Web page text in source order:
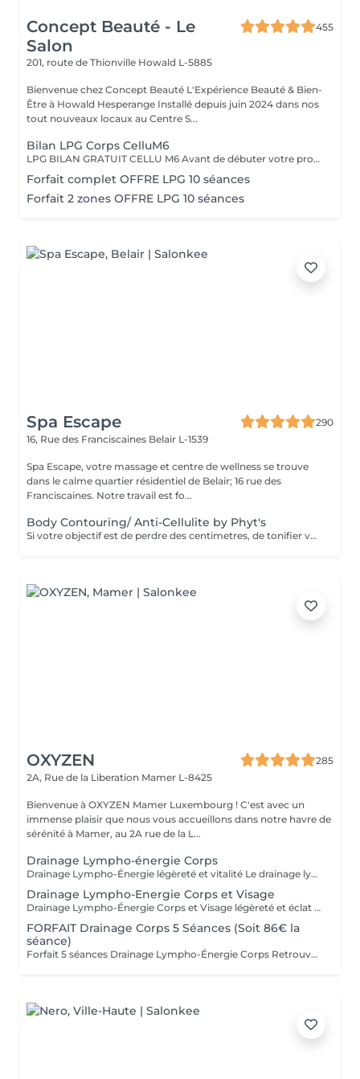
Concept Beauté - Le
Salon
455
201, route de Thionville Howald L-5885
Bienvenue chez Concept Beauté L'Expérience Beauté & Bien-
Être à Howald Hesperange Installé depuis juin 2024 dans nos
tout nouveaux locaux au Centre S...
Bilan LPG Corps CelluM6
LPG BILAN GRATUIT CELLU M6 Avant de débuter votre programme LPG, nous vous offrons un bilan personnalisé. Cette séance permet d'analyser votre peau, d'évaluer vos besoins et de définir ensemble le protocole le plus adapté à vos objectifs (fermeté, cellulite, drainage, remodelage). Grâce à la technologie brevetée LPG Endermologie, nous vous conseillons un programme sur-mesure pour optimiser vos résultats dès la première séance. Un accompagnement exclusif : En plus de votre programme LPG, bénéficiez des conseils d'une professionnelle, coach en nutrition et bien-être, pour des résultats optimisés et durables. Un suivi global pour retrouver une silhouette harmonieuse et une meilleure vitalité ! Le Lipomassage est une technique issu de l'endermologie ,c'est la solution aux problèmes de cellulite, de graisses localisées et de relachement cutané. Cellu M6 combine trois efets majeurs: - Le destockage : il active la lipolyse et stimule les adipocytes déclenchant la libération des graisses - Le raffermissement : il stimule les fibroblastes pour générer collagène et élastine - Le rescultage : il décloisonne les amas graisseux et agit sur les septas ( aspect capitons )
Forfait complet OFFRE LPG 10 séances
Forfait 2 zones OFFRE LPG 10 séances
Spa Escape
290
16, Rue des Franciscaines Belair L-1539
Spa Escape, votre massage et centre de wellness se trouve
dans le calme quartier résidentiel de Belair; 16 rue des
Franciscaines. Notre travail est fo...
Body Contouring/ Anti-Cellulite by Phyt's
Si votre objectif est de perdre des centimetres, de tonifier votre corps , de réduire la cellulite, ce soin développé par les laboratoires Phyt's est fait pour vous. Ensemble avec une bonne hygiène de vie adaptée, vous obtiendrez les resultats que vous espériez.
OXYZEN
285
2A, Rue de la Liberation Mamer L-8425
Bienvenue à OXYZEN Mamer Luxembourg ! C'est avec un
immense plaisir que nous vous accueillons dans notre havre de
sérénité à Mamer, au 2A rue de la L...
Drainage Lympho-énergie Corps
Drainage Lympho-Énergie légèreté et vitalité Le drainage lympho-énergie est une méthode douce qui stimule le système lymphatique pour libérer les toxines, réduire la rétention d'eau et améliorer la circulation. Par des gestes précis et respectueux du corps, cette technique procure une sensation de légèreté, apaise le stress et redonne de l'énergie. Bienfaits : affiner la silhouette, diminuer la cellulite, soulager les jambes lourdes, améliorer la circulation, restaurer vitalité et équilibre. Pour prolonger et optimiser les résultats, découvrez nos cartes forfaits à tarif avantageux. Idéal aussi pour faire plaisir sous forme de bon cadeau. - FORFAIT Drainage Corps 5 Séances 430€ ( soit 86€ la séance ) - FORFAIT Drainage Corps 10 Séances 790€ ( soit 79€ la séance ) Déconseillé aux femmes enceintes. Pour en savoir plus, cliquez ici : https://www.oxyzen.lu Avertissement : Nos soins sont dédiés au bien-être et à la relaxation. Ils ne remplacent pas un suivi médical et ne relèvent pas de la kinésithérapie.
Drainage Lympho-Energie Corps et Visage
Drainage Lympho-Énergie Corps et Visage légèreté et éclat Le drainage lympho-énergie est une méthode douce qui stimule le système lymphatique et libère les toxines pour rétablir équilibre et vitalité. * Visage : réduit rides et imperfections, illumine le teint, raffermit l'ovale, atténue acné et couperose, diminue les poches et favorise un véritable lifting naturel. * Corps : aide à lutter contre la cellulite et la rétention d'eau, soulage les jambes lourdes, améliore la circulation, apaise le stress et redonne de l'énergie. Un soin complet qui agit autant sur l'esthétique que sur le bien-être intérieur. Pour optimiser les résultats, découvrez nos cartes forfaits à tarif avantageux. Idéal aussi pour offrir en bon cadeau. Déconseillé aux femmes enceintes. Pour en savoir plus, cliquez ici : https://www.oxyzen.lu Avertissement : Nos soins sont dédiés au bien-être et à la relaxation. Ils ne remplacent pas un suivi médical et ne relèvent pas de la kinésithérapie.
FORFAIT Drainage Corps 5 Séances (Soit 86€ la
séance)
Forfait 5 séances Drainage Lympho-Énergie Corps Retrouvez une silhouette affinée, des jambes légères et plus de vitalité grâce à notre forfait de 5 séances de drainage lympho-énergie corps. Cette méthode naturelle agit sur la circulation, la cellulite, la rétention d'eau, le stress et la perte d'énergie. Avec ce forfait, vous bénéficiez d'un tarif préférentiel : 86 € la séance au lieu de 94 €, soit une remise d'environ 8,5 %. Avantages du forfait : - Résultats renforcés et durables au fil des séances - Accompagnement personnalisé et adapté à vos besoins - Économies substantielles par rapport aux séances unitaires - Flexibilité dans la planification de vos rendez-vous Ce forfait est également le cadeau idéal à offrir à un proche pour lui faire découvrir les bienfaits du drainage lympho-énergie. Déconseillé aux femmes enceintes. Pour en savoir plus, cliquez ici : https://www.oxyzen.lu